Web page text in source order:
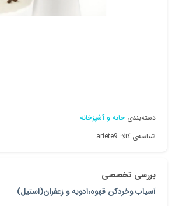
دسته‌بندی خانه و آشپزخانه
شناسه‌ی کالا: ariete9
بررسی تخصصی
آسیاب وخردکن قهوه،ادویه و زعفران(استیل)